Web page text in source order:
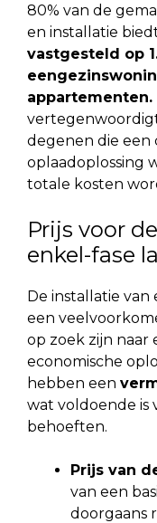
80% van de
en installatie
vastgesteld op
appartementen.
degenen die een
oplaadoplossing
totale kosten
Prijs voor
enkel-fase
De installatie
een
op zoek zijn naar
economische
hebben een
wat voldoende is
behoeften.
Prijs van
van een
doorgaans